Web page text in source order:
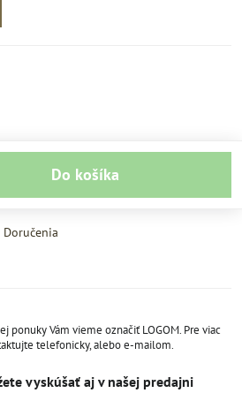
Do košíka
Doručenia
ponuky Vám vieme označiť LOGOM. Pre viac
telefonicky, alebo e-mailom.
vyskúšať aj v našej predajni